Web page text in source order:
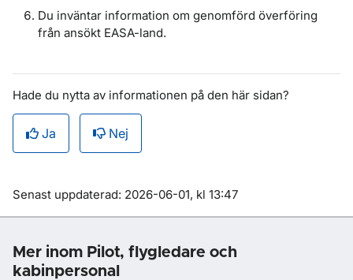
Du inväntar information om genomförd överföring
från ansökt EASA-land.
Hade du nytta av informationen på den här sidan?
Ja Nej
Om sidan
Senast uppdaterad: 2026-06-01, kl 13:47
Mer inom Pilot, flygledare och
kabinpersonal